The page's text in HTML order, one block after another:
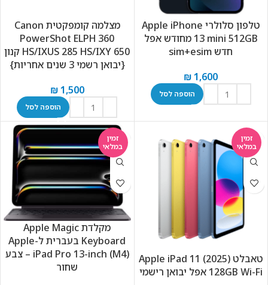
טלפון סלולרי Apple iPhone
13 mini 512GB מחודש אפל
חדש sim+esim
₪1,600
הוספה לסל
מצלמה ‏קומפקטית Canon
PowerShot ELPH 360
HS/IXUS 285 HS/IXY 650 קנון
{יבואן רשמי 3 שנים אחריות}
₪1,500
הוספה לסל
זמין
במלאי
טאבלט Apple iPad 11 (2025)
128GB Wi-Fi אפל יבואן רישמי
זמין
במלאי
מקלדת Apple Magic
Keyboard בעברית ל-Apple
iPad Pro 13-inch (M4) – צבע
שחור